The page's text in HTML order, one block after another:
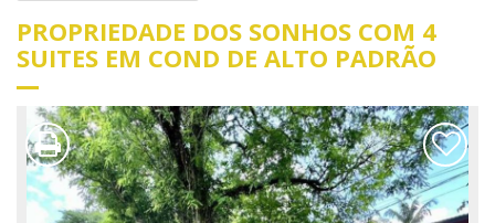
PROPRIEDADE DOS SONHOS COM 4
SUITES EM COND DE ALTO PADRÃO